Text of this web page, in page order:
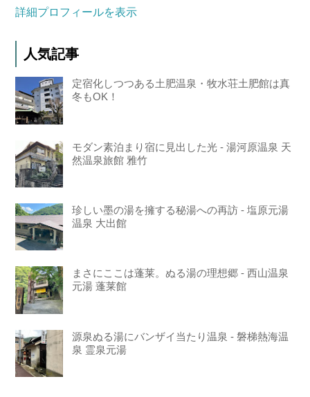
詳細プロフィールを表示
人気記事
定宿化しつつある土肥温泉・牧水荘土肥館は真
冬もOK！
モダン素泊まり宿に見出した光 - 湯河原温泉 天
然温泉旅館 雅竹
珍しい墨の湯を擁する秘湯への再訪 - 塩原元湯
温泉 大出館
まさにここは蓬莱。ぬる湯の理想郷 - 西山温泉
元湯 蓬莱館
源泉ぬる湯にバンザイ当たり温泉 - 磐梯熱海温
泉 霊泉元湯